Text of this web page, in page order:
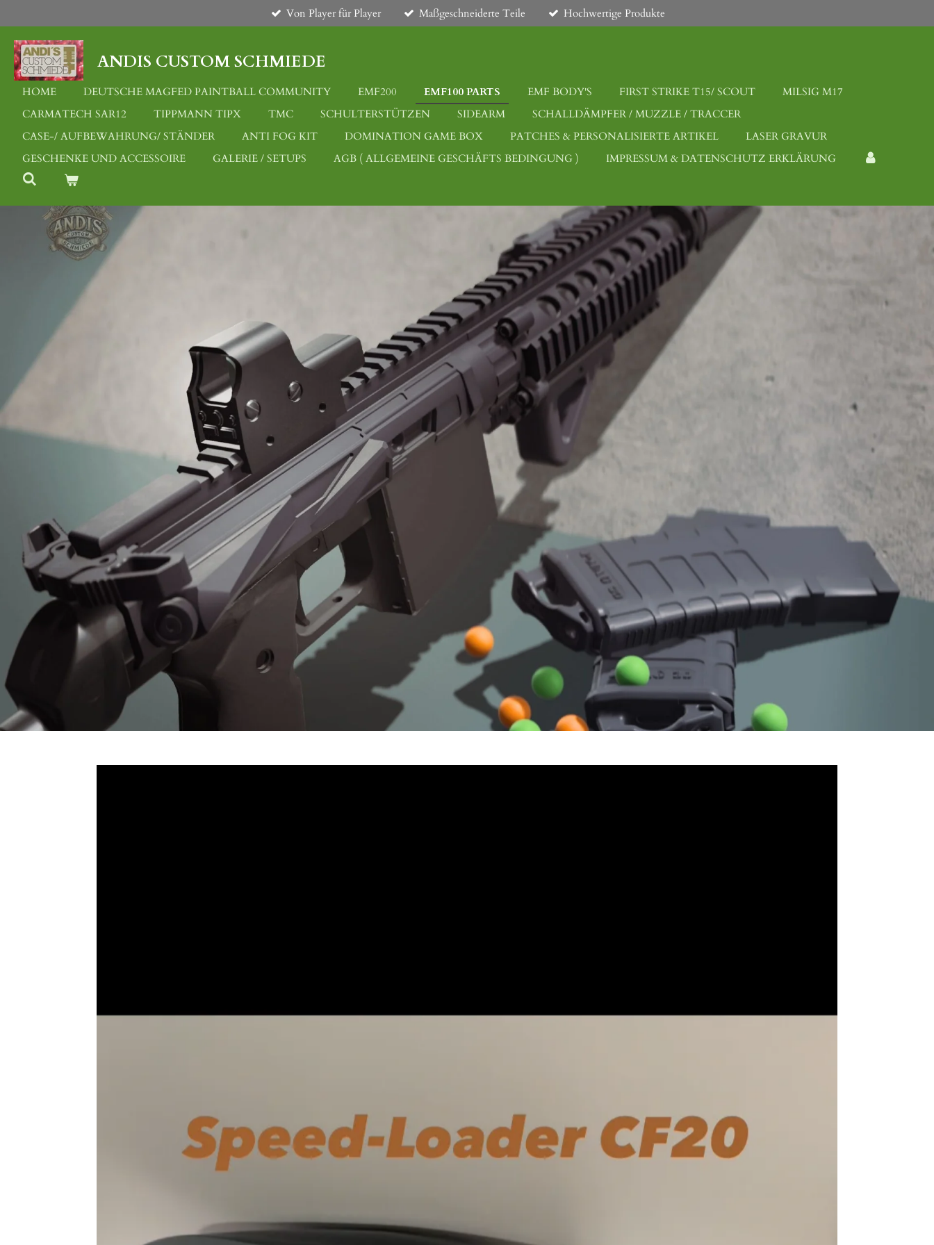
Hauptinhalt
springen
Von Player für Player Maßgeschneiderte Teile Hochwertige Produkte
ANDIS CUSTOM SCHMIEDE
HOME DEUTSCHE MAGFED PAINTBALL COMMUNITY EMF200 EMF100 PARTS EMF BODY'S FIRST STRIKE T15/ SCOUT
MILSIG M17
CARMATECH SAR12
TIPPMANN TIPX TMC SCHULTERSTÜTZEN SIDEARM
SCHALLDÄMPFER / MUZZLE / TRACCER
CASE-/ AUFBEWAHRUNG/ STÄNDER
ANTI FOG KIT DOMINATION GAME BOX PATCHES & PERSONALISIERTE ARTIKEL
LASER GRAVUR
GESCHENKE UND ACCESSOIRE
GALERIE / SETUPS AGB ( ALLGEMEINE GESCHÄFTS BEDINGUNG ) IMPRESSUM & DATENSCHUTZ ERKLÄRUNG